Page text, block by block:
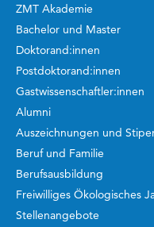
ZMT Akademie
Bachelor und Master
Doktorand:innen
Postdoktorand:innen
Gastwissenschaftler:innen
Alumni
Auszeichnungen und
Beruf und Familie
Berufsausbildung
Freiwilliges Ökologisches
Stellenangebote